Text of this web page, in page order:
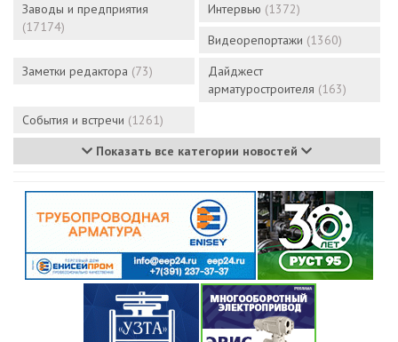
Заводы и предприятия
(17174)
Интервью (1372)
Видеорепортажи (1360)
Заметки редактора (73)
Дайджест
арматуростроителя (163)
События и встречи (1261)
Показать все категории новостей